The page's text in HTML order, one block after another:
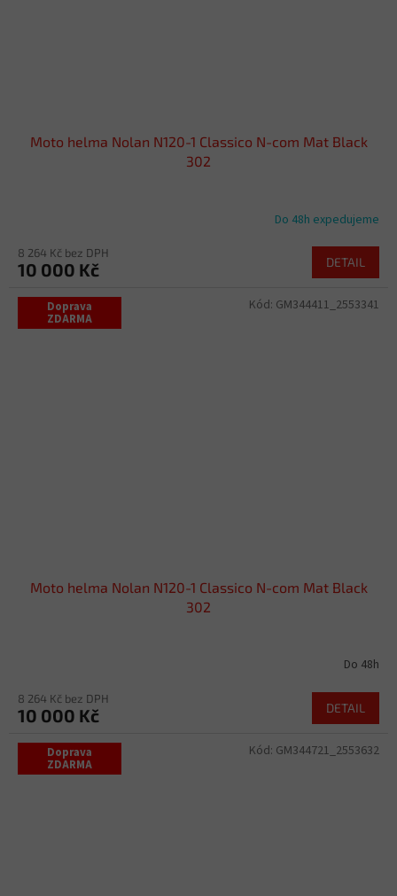
Moto helma Nolan N120-1 Classico N-com Mat Black
302
Do 48h expedujeme
8 264 Kč bez DPH
10 000 Kč DETAIL
Doprava
ZDARMA
Moto helma Nolan N120-1 Classico N-com Mat Black
302
Do 48h
8 264 Kč bez DPH
10 000 Kč DETAIL
Kód: GM344411_2553341
Doprava
ZDARMA
Kód: GM344721_2553632